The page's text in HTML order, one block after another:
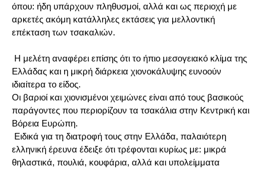
όπου: ήδη υπάρχουν πληθυσμοί, αλλά και ως περιοχή με
αρκετές ακόμη κατάλληλες εκτάσεις για μελλοντική
επέκταση των τσακαλιών.
Η μελέτη αναφέρει επίσης ότι το ήπιο μεσογειακό κλίμα της
Ελλάδας και η μικρή διάρκεια χιονοκάλυψης ευνοούν
ιδιαίτερα το είδος.
Οι βαριοί και χιονισμένοι χειμώνες είναι από τους βασικούς
παράγοντες που περιορίζουν τα τσακάλια στην Κεντρική και
Βόρεια Ευρώπη.
Ειδικά για τη διατροφή τους στην Ελλάδα, παλαιότερη
ελληνική έρευνα έδειξε ότι τρέφονται κυρίως με: μικρά
θηλαστικά, πουλιά, κουφάρια, αλλά και υπολείμματα